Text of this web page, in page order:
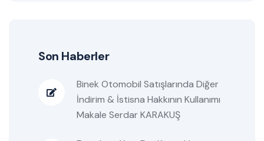
Son Haberler
Binek Otomobil Satışlarında Diğer
İndirim & İstisna Hakkının Kullanımı
Makale Serdar KARAKUŞ